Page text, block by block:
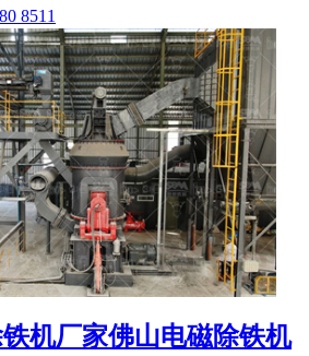
8511
机厂家佛山电磁除铁机